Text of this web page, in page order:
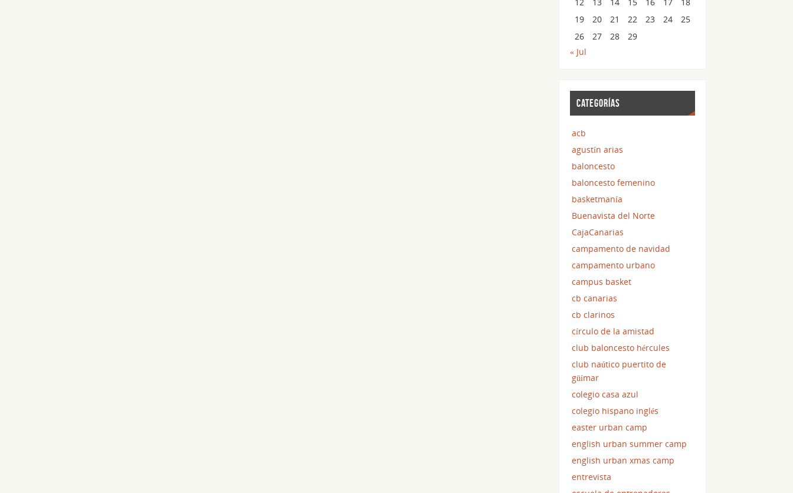
19
20 21 22 23 24
25
26
27 28
29
« Jul
CATEGORÍAS
acb
agustín arias
baloncesto
baloncesto femenino
basketmanía
Buenavista del Norte
CajaCanarias
campamento de navidad
campamento urbano
campus basket
cb canarias
cb clarinos
círculo de la amistad
club baloncesto hércules
club naútico puertito de
güímar
colegio casa azul
colegio hispano inglés
easter urban camp
english urban summer camp
english urban xmas camp
entrevista